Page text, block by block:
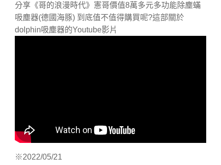
分享《哥的浪漫時代》憲哥價值8萬多元多功能除塵蟎
吸塵器(德國海豚) 到底值不值得購買呢?這部關於
dolphin吸塵器的Youtube影片
※2022/05/21